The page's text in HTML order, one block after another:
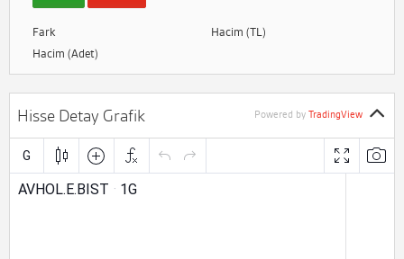
Fark
Hacim (TL)
Hacim (Adet)
Hisse Detay Grafik Powered by TradingView